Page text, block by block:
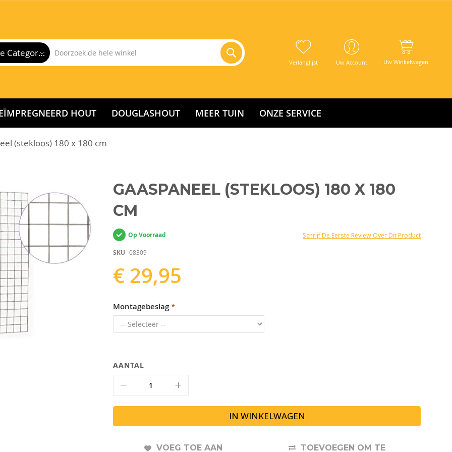
Alle Categorieën
Verlanglijst Uw Account Uw Winkelwagen
HOUT DOUGLASHOUT MEER TUIN ONZE SERVICE
(stekloos) 180 x 180 cm
GAASPANEEL (STEKLOOS) 180 X 180
CM
Schrijf De Eerste Review Over Dit Product
Op Voorraad
SKU 08309
€ 29,95
Montagebeslag
AANTAL
IN WINKELWAGEN
VOEG TOE AAN
TOEVOEGEN OM TE